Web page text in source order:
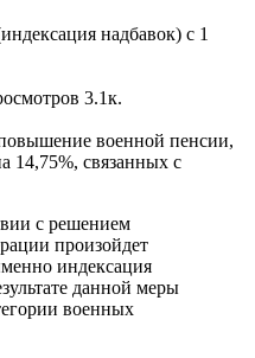
3.1к.
военной пенсии,
14,75%, связанных с
с решением
произойдет
индексация
данной меры
военных